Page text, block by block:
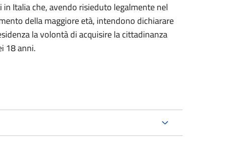
Italia che, avendo risieduto legalmente nel
della maggiore età, intendono dichiarare
la volontà di acquisire la cittadinanza
18 anni.